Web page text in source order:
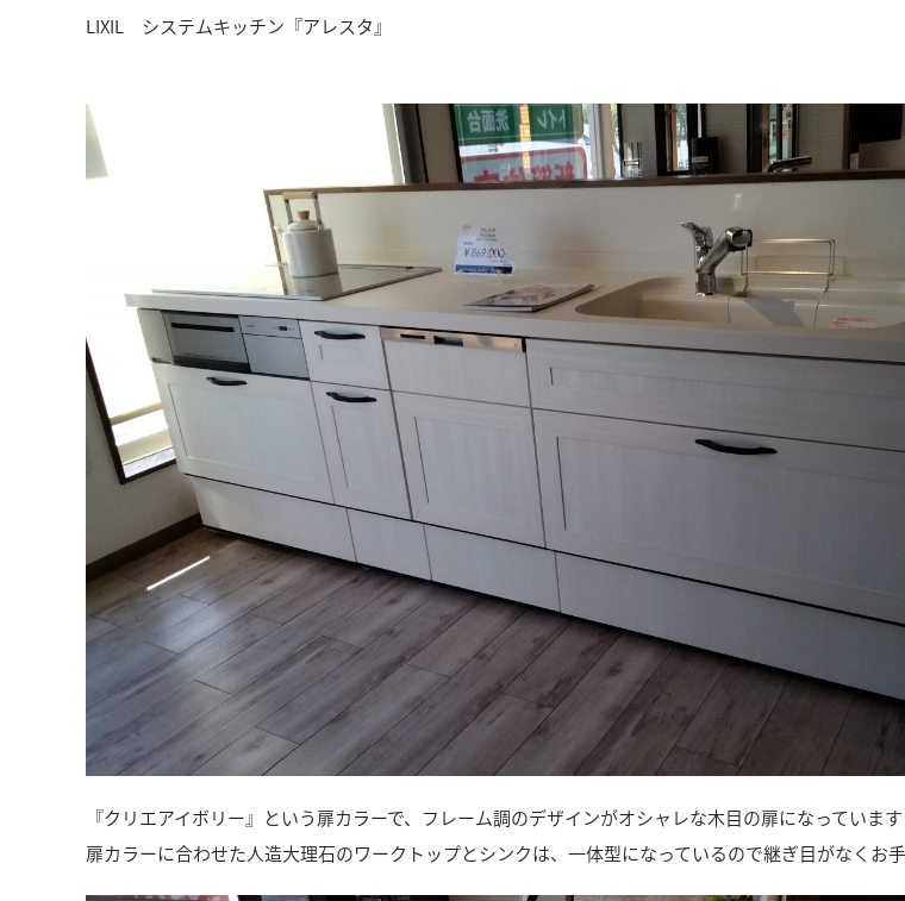
LIXIL システムキッチン『アレスタ』
『クリエアイボリー』という扉カラーで、フレーム調のデザインがオシャレな木目の扉になっています
扉カラーに合わせた人造大理石のワークトップとシンクは、一体型になっているので継ぎ目がなくお